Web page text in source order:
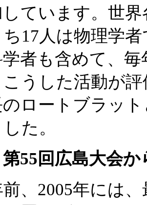
ています。世
17人は物理学
者も含めて、
うした活動が
ロートブラッ
た。
第55回広島大会か
前、2005年には